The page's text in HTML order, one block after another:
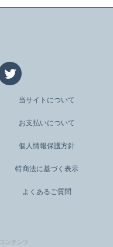
当サイトについて
お支払いについて
個人情報保護方針
特商法に基づく表示
よくあるご質問
ンテンツ